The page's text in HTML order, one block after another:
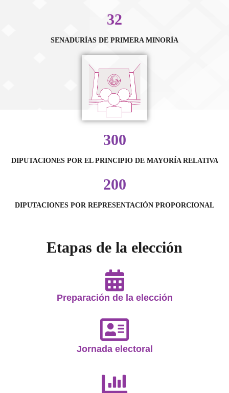
32
SENADURÍAS DE PRIMERA MINORÍA
300
DIPUTACIONES POR EL PRINCIPIO DE MAYORÍA RELATIVA
200
DIPUTACIONES POR REPRESENTACIÓN PROPORCIONAL
Etapas de la elección
Preparación de la elección
Jornada electoral